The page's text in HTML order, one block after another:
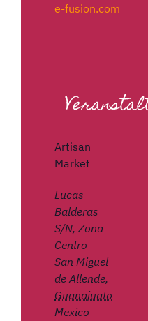
e-fusion.com
Artisan
Market
Lucas
Balderas
S/N, Zona
Centro
San Miguel
de Allende,
Guanajuato
Mexico